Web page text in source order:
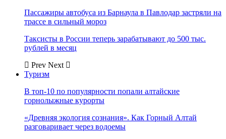
Пассажиры автобуса из Барнаула в Павлодар застряли на
трассе в сильный мороз
Таксисты в России теперь зарабатывают до 500 тыс.
рублей в месяц
Prev Next
Туризм
В топ-10 по популярности попали алтайские
горнолыжные курорты
«Древняя экология сознания». Как Горный Алтай
разговаривает через водоемы